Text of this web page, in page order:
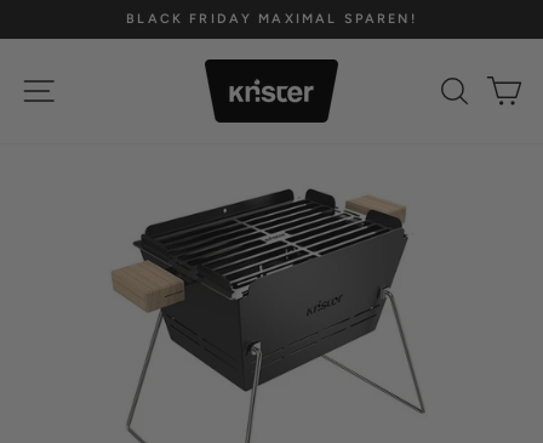
Pause
Diashow
BLACK FRIDAY MAXIMAL SPAREN!
SEITENNAVIGATION